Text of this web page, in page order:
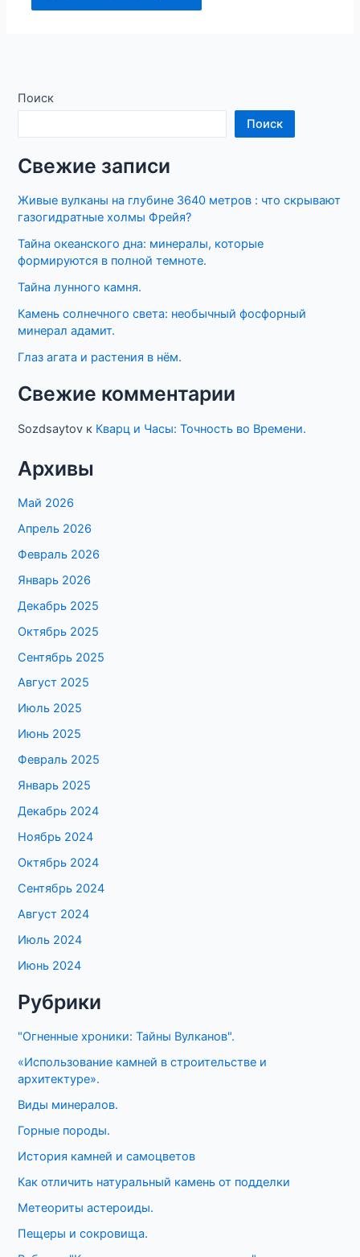
Поиск
Поиск
Свежие записи
Живые вулканы на глубине 3640 метров : что скрывают
газогидратные холмы Фрейя?
Тайна океанского дна: минералы, которые
формируются в полной темноте.
Тайна лунного камня.
Камень солнечного света: необычный фосфорный
минерал адамит.
Глаз агата и растения в нём.
Свежие комментарии
Sozdsaytov к Кварц и Часы: Точность во Времени.
Архивы
Май 2026
Апрель 2026
Февраль 2026
Январь 2026
Декабрь 2025
Октябрь 2025
Сентябрь 2025
Август 2025
Июль 2025
Июнь 2025
Февраль 2025
Январь 2025
Декабрь 2024
Ноябрь 2024
Октябрь 2024
Сентябрь 2024
Август 2024
Июль 2024
Июнь 2024
Рубрики
"Огненные хроники: Тайны Вулканов".
«Использование камней в строительстве и
архитектуре».
Виды минералов.
Горные породы.
История камней и самоцветов
Как отличить натуральный камень от подделки
Метеориты астероиды.
Пещеры и сокровища.